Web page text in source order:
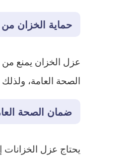
حماية الخزان من
عزل الخزان يمنع من
الصحة العامة،
ضمان الصحة
يحتاج عزل